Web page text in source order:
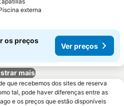
externa
os preços
Ver preços
mais
que recebemos dos sites de reserva
tal, pode haver diferenças entre as
e os preços que estão disponíveis